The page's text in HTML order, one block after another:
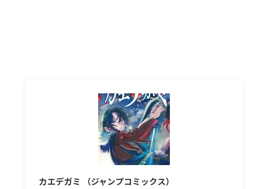
カエデガミ （ジャンプコミックス）